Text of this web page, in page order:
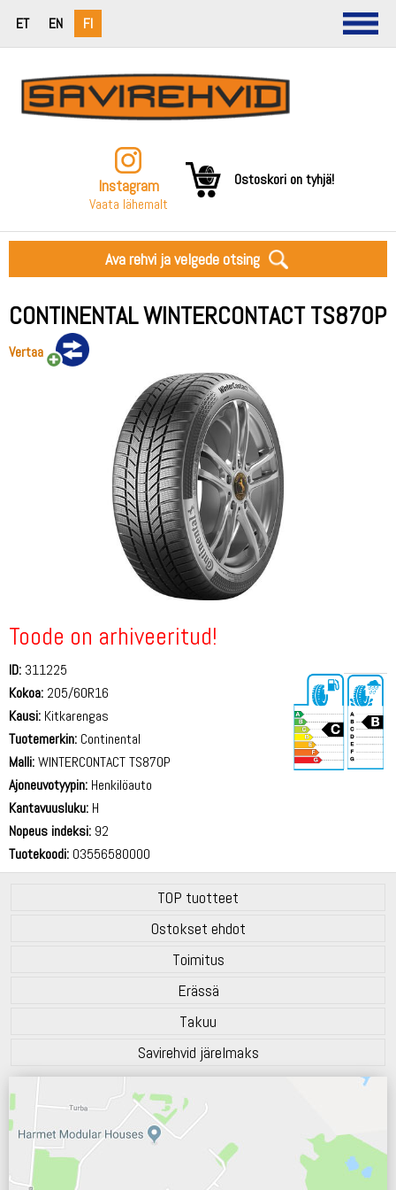
ET EN FI
Instagram
Vaata lähemalt
Ostoskori on tyhjä!
Ava rehvi ja velgede otsing
CONTINENTAL WINTERCONTACT TS870P
Vertaa
Toode on arhiveeritud!
ID: 311225
Kokoa: 205/60R16
Kausi: Kitkarengas
Tuotemerkin: Continental
Malli:WINTERCONTACT TS870P
Ajoneuvotyypin: Henkilöauto
Kantavuusluku: H
Nopeus indeksi: 92
Tuotekoodi: 03556580000
TOP tuotteet
Ostokset ehdot
Toimitus
Erässä
Takuu
Savirehvid järelmaks